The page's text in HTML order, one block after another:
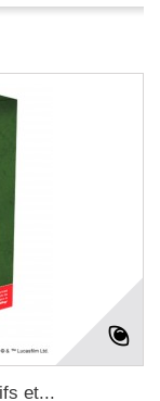
et...